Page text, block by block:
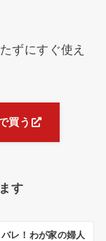
ずにすぐ使え
買う
す
レ！わが家の婦人